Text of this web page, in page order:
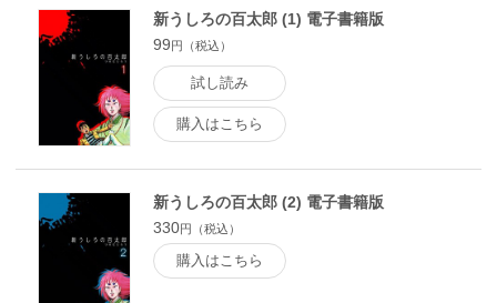
新うしろの百太郎 (1) 電子書籍版
99円（税込）
試し読み
購入はこちら
新うしろの百太郎 (2) 電子書籍版
330円（税込）
購入はこちら